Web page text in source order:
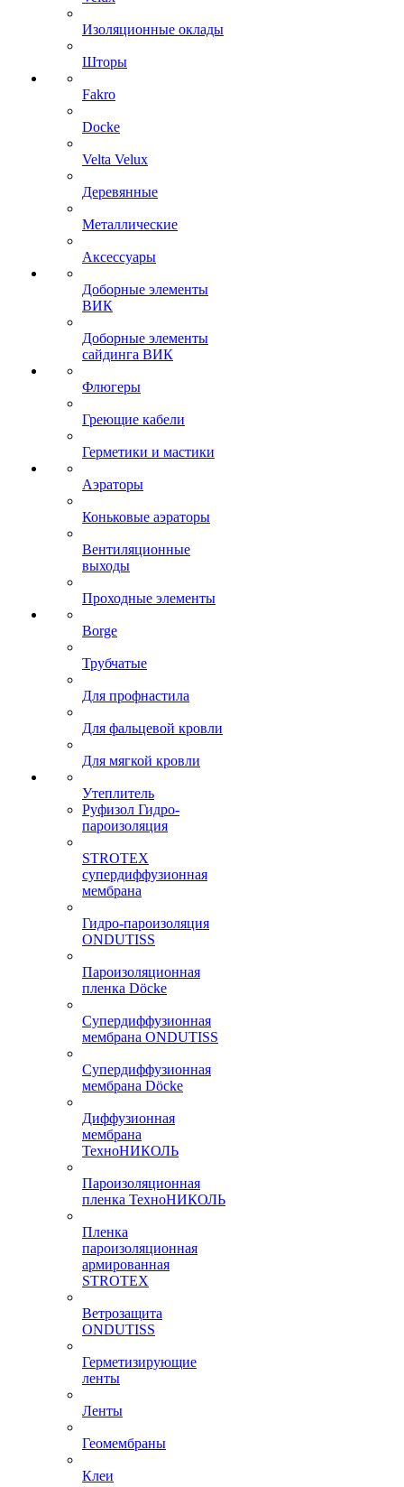
Изоляционные оклады
Шторы
Fakro
Docke
Velta Velux
Деревянные
Металлические
Аксессуары
Доборные элементы
ВИК
Доборные элементы
сайдинга ВИК
Флюгеры
Греющие кабели
Герметики и мастики
Аэраторы
Коньковые аэраторы
Вентиляционные
выходы
Проходные элементы
Borge
Трубчатые
Для профнастила
Для фальцевой кровли
Для мягкой кровли
Утеплитель
Руфизол Гидро-
пароизоляция
STROTEX
супердиффузионная
мембрана
Гидро-пароизоляция
ONDUTISS
Пароизоляционная
пленка Döcke
Супердиффузионная
мембрана ONDUTISS
Супердиффузионная
мембрана Döcke
Диффузионная
мембрана
ТехноНИКОЛЬ
Пароизоляционная
пленка ТехноНИКОЛЬ
Пленка
пароизоляционная
армированная
STROTEX
Ветрозащита
ONDUTISS
Герметизирующие
ленты
Ленты
Геомембраны
Клеи